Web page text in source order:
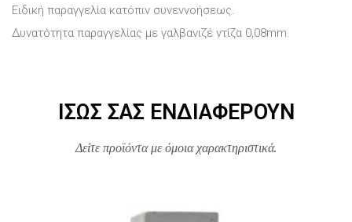
Ειδική παραγγελία κατόπιν συνεννοήσεως.
Δυνατότητα παραγγελίας με γαλβανιζέ ντίζα 0,08mm.
ΊΣΩΣ ΣΑΣ ΕΝΔΙΑΦΈΡΟΥΝ
Δείτε προϊόντα με όμοια χαρακτηριστικά.